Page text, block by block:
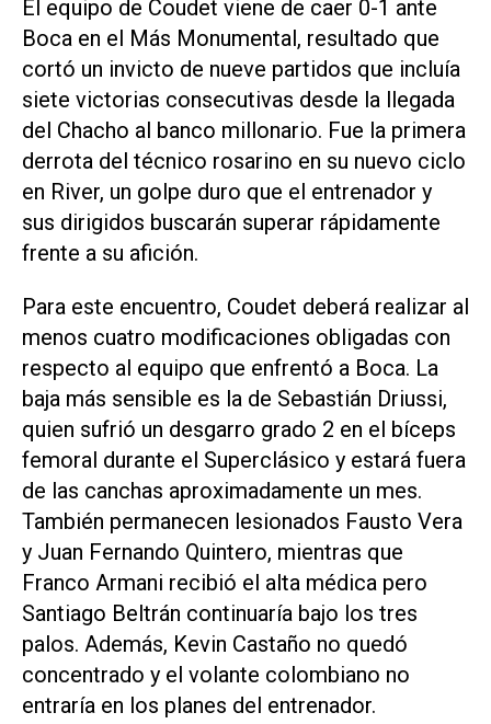
El equipo de Coudet viene de caer 0-1 ante
Boca en el Más Monumental, resultado que
cortó un invicto de nueve partidos que incluía
siete victorias consecutivas desde la llegada
del Chacho al banco millonario. Fue la primera
derrota del técnico rosarino en su nuevo ciclo
en River, un golpe duro que el entrenador y
sus dirigidos buscarán superar rápidamente
frente a su afición.
Para este encuentro, Coudet deberá realizar al
menos cuatro modificaciones obligadas con
respecto al equipo que enfrentó a Boca. La
baja más sensible es la de Sebastián Driussi,
quien sufrió un desgarro grado 2 en el bíceps
femoral durante el Superclásico y estará fuera
de las canchas aproximadamente un mes.
También permanecen lesionados Fausto Vera
y Juan Fernando Quintero, mientras que
Franco Armani recibió el alta médica pero
Santiago Beltrán continuaría bajo los tres
palos. Además, Kevin Castaño no quedó
concentrado y el volante colombiano no
entraría en los planes del entrenador.